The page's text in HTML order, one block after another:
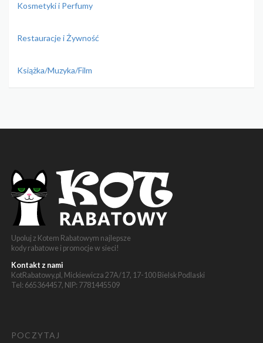
Kosmetyki i Perfumy
Restauracje i Żywność
Książka/Muzyka/Film
Upoluj z Kotem Rabatowym najlepsze
kody rabatowe i promocje w sieci!
Kontakt z nami
KotRabatowy.pl, Mickiewicza 27A/17, 17-100 Bielsk Podlaski
Tel: 665364457, NIP: 7781445509
POCZYTAJ